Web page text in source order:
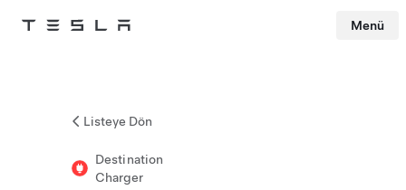
Tesla Menü
Listeye Dön
Destination
Charger